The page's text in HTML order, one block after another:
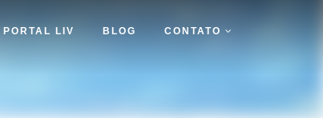
PORTAL LIV BLOG CONTATO